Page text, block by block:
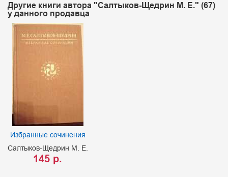
Другие книги автора "Салтыков-Щедрин М. Е." (67)
у данного продавца
Избранные сочинения
Салтыков-Щедрин М. Е.
145 р.